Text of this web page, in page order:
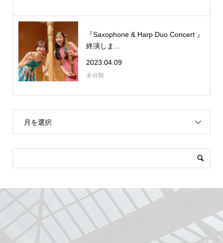
『Saxophone & Harp Duo Concert 』
終演しま...
2023.04.09
未分類
月を選択